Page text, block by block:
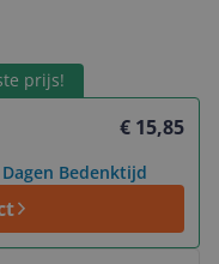
prijs!
€ 15,85
Bedenktijd